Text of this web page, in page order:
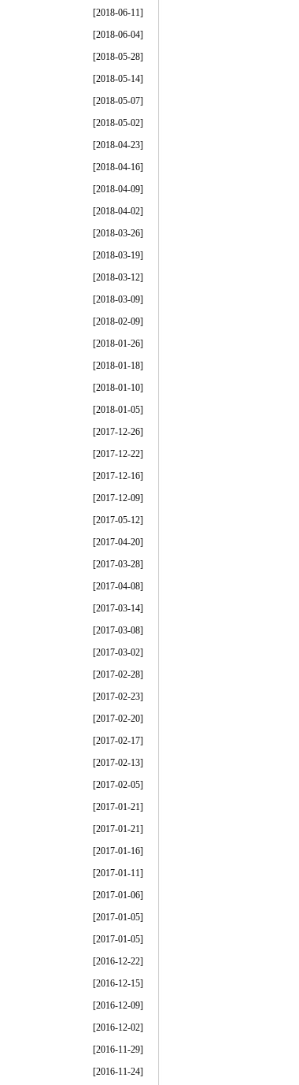
[2018-06-11]
[2018-06-04]
[2018-05-28]
[2018-05-14]
[2018-05-07]
[2018-05-02]
[2018-04-23]
[2018-04-16]
[2018-04-09]
[2018-04-02]
[2018-03-26]
[2018-03-19]
[2018-03-12]
[2018-03-09]
[2018-02-09]
[2018-01-26]
[2018-01-18]
[2018-01-10]
[2018-01-05]
[2017-12-26]
[2017-12-22]
[2017-12-16]
[2017-12-09]
[2017-05-12]
[2017-04-20]
[2017-03-28]
[2017-04-08]
[2017-03-14]
[2017-03-08]
[2017-03-02]
[2017-02-28]
[2017-02-23]
[2017-02-20]
[2017-02-17]
[2017-02-13]
[2017-02-05]
[2017-01-21]
[2017-01-21]
[2017-01-16]
[2017-01-11]
[2017-01-06]
[2017-01-05]
[2017-01-05]
[2016-12-22]
[2016-12-15]
[2016-12-09]
[2016-12-02]
[2016-11-29]
[2016-11-24]